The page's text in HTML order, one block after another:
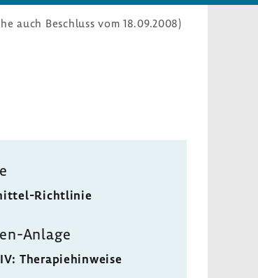
auch Beschluss vom 18.09.2008)
​Richtlinie
​Anlage
Thera­pie­hin­weise